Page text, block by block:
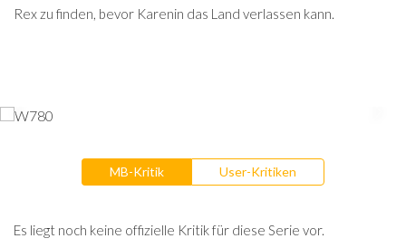
Rex zu finden, bevor Karenin das Land verlassen kann.
MB-Kritik User-Kritiken
Es liegt noch keine offizielle Kritik für diese Serie vor.